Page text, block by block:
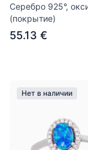
Серебро 925°,
(покрытие)
55.13 €
Нет в наличии